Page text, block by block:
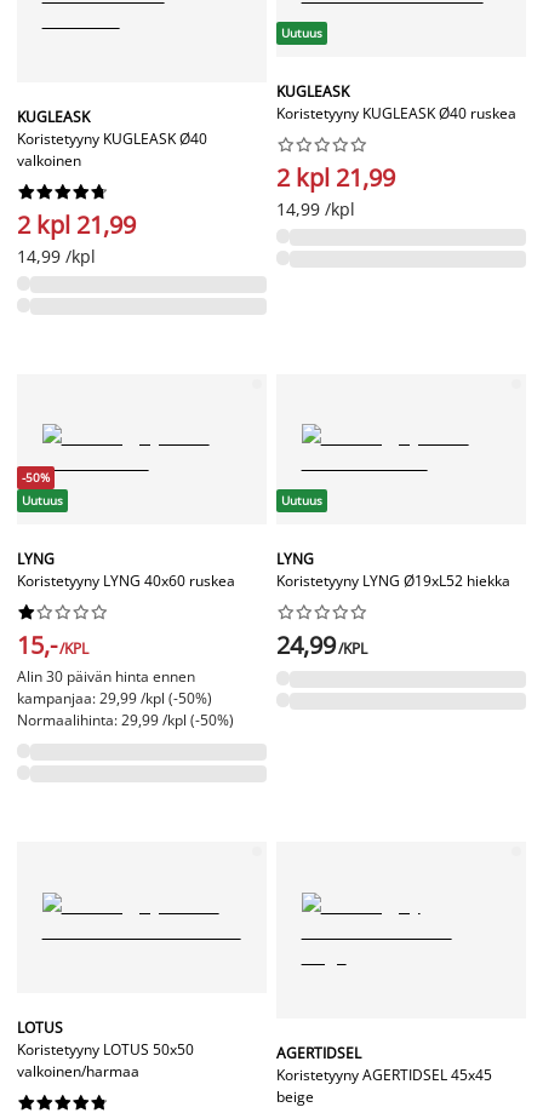
KUGLEASK
Koristetyyny KUGLEASK Ø40
valkoinen






2 kpl 21,99
14,99 /kpl
Uutuus
KUGLEASK
Koristetyyny KUGLEASK Ø40 ruskea






2 kpl 21,99
14,99 /kpl
-50%
Uutuus
LYNG
Koristetyyny LYNG 40x60 ruskea






15,-/KPL
Alin 30 päivän hinta ennen
kampanjaa: 29,99 /kpl (-50%)
Normaalihinta: 29,99 /kpl (-50%)
Uutuus
LYNG
Koristetyyny LYNG Ø19xL52 hiekka






24,99/KPL
LOTUS
Koristetyyny LOTUS 50x50
valkoinen/harmaa






AGERTIDSEL
Koristetyyny AGERTIDSEL 45x45
beige